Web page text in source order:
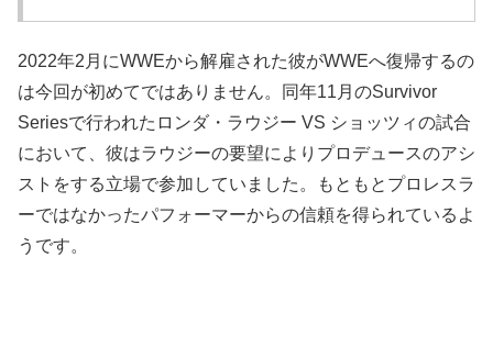
2022年2月にWWEから解雇された彼がWWEへ復帰するの
は今回が初めてではありません。同年11月のSurvivor
Seriesで行われたロンダ・ラウジー VS ショッツィの試合
において、彼はラウジーの要望によりプロデュースのアシ
ストをする立場で参加していました。もともとプロレスラ
ーではなかったパフォーマーからの信頼を得られているよ
うです。